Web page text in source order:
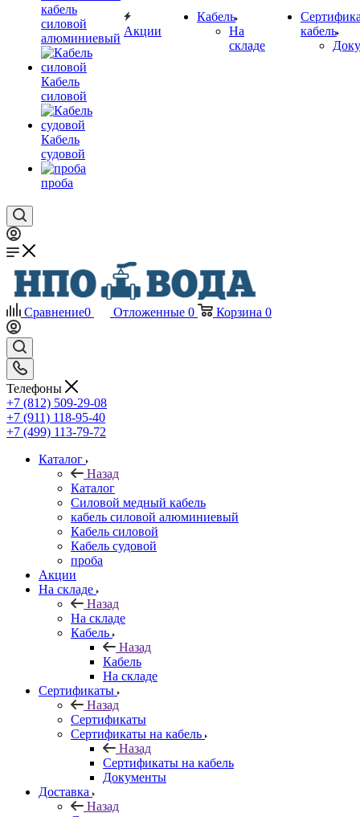
кабель
силовой
алюминиевый
Кабель
силовой
Кабель
судовой
проба
Акции
Кабель
На
складе
кабель
Сравнение0 Отложенные 0 Корзина 0
Телефоны
+7 (812) 509-29-08
+7 (911) 118-95-40
+7 (499) 113-79-72
Каталог
Назад
Каталог
Силовой медный кабель
кабель силовой алюминиевый
Кабель силовой
Кабель судовой
проба
Акции
На складе
Назад
На складе
Кабель
Назад
Кабель
На складе
Сертификаты
Назад
Сертификаты
Сертификаты на кабель
Назад
Сертификаты на кабель
Документы
Доставка
Назад